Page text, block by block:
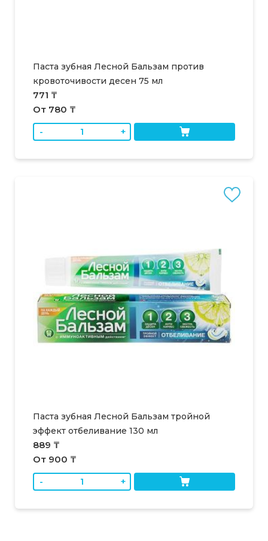
Паста зубная Лесной Бальзам против
кровоточивости десен 75 мл
771 ₸
От 780 ₸
-
+
Паста зубная Лесной Бальзам тройной
эффект отбеливание 130 мл
889 ₸
От 900 ₸
-
+